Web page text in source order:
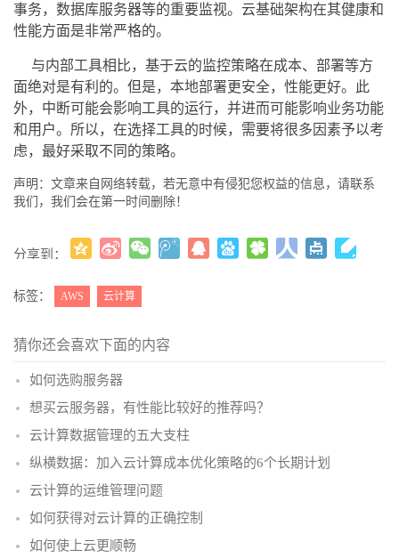
事务，数据库服务器等的重要监视。云基础架构在其健康和
性能方面是非常严格的。
与内部工具相比，基于云的监控策略在成本、部署等方
面绝对是有利的。但是，本地部署更安全，性能更好。此
外，中断可能会影响工具的运行，并进而可能影响业务功能
和用户。所以，在选择工具的时候，需要将很多因素予以考
虑，最好采取不同的策略。
声明：文章来自网络转载，若无意中有侵犯您权益的信息，请联系
我们，我们会在第一时间删除！
分享到：
标签： AWS 云计算
猜你还会喜欢下面的内容
如何选购服务器
想买云服务器，有性能比较好的推荐吗？
云计算数据管理的五大支柱
纵横数据：加入云计算成本优化策略的6个长期计划
云计算的运维管理问题
如何获得对云计算的正确控制
如何使上云更顺畅